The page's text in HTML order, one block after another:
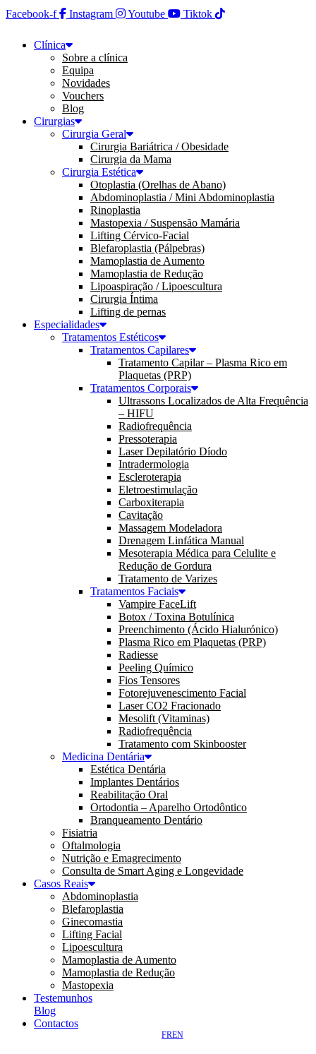
Facebook-f Instagram Youtube Tiktok
Clínica
Sobre a clínica
Equipa
Novidades
Vouchers
Blog
Cirurgias
Cirurgia Geral
Cirurgia Bariátrica / Obesidade
Cirurgia da Mama
Cirurgia Estética
Otoplastia (Orelhas de Abano)
Abdominoplastia / Mini Abdominoplastia
Rinoplastia
Mastopexia / Suspensão Mamária
Lifting Cérvico-Facial
Blefaroplastia (Pálpebras)
Mamoplastia de Aumento
Mamoplastia de Redução
Lipoaspiração / Lipoescultura
Cirurgia Íntima
Lifting de pernas
Especialidades
Tratamentos Estéticos
Tratamentos Capilares
Tratamento Capilar – Plasma Rico em
Plaquetas (PRP)
Tratamentos Corporais
Ultrassons Localizados de Alta Frequência
– HIFU
Radiofrequência
Pressoterapia
Laser Depilatório Díodo
Intradermologia
Escleroterapia
Eletroestimulação
Carboxiterapia
Cavitação
Massagem Modeladora
Drenagem Linfática Manual
Mesoterapia Médica para Celulite e
Redução de Gordura
Tratamento de Varizes
Tratamentos Faciais
Vampire FaceLift
Botox / Toxina Botulínica
Preenchimento (Ácido Hialurónico)
Plasma Rico em Plaquetas (PRP)
Radiesse
Peeling Químico
Fios Tensores
Fotorejuvenescimento Facial
Laser CO2 Fracionado
Mesolift (Vitaminas)
Radiofrequência
Tratamento com Skinbooster
Medicina Dentária
Estética Dentária
Implantes Dentários
Reabilitação Oral
Ortodontia – Aparelho Ortodôntico
Branqueamento Dentário
Fisiatria
Oftalmologia
Nutrição e Emagrecimento
Consulta de Smart Aging e Longevidade
Casos Reais
Abdominoplastia
Blefaroplastia
Ginecomastia
Lifting Facial
Lipoescultura
Mamoplastia de Aumento
Mamoplastia de Redução
Mastopexia
Testemunhos
Blog
Contactos
EN
FR